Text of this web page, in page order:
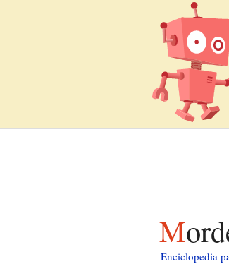
Enciclopedia